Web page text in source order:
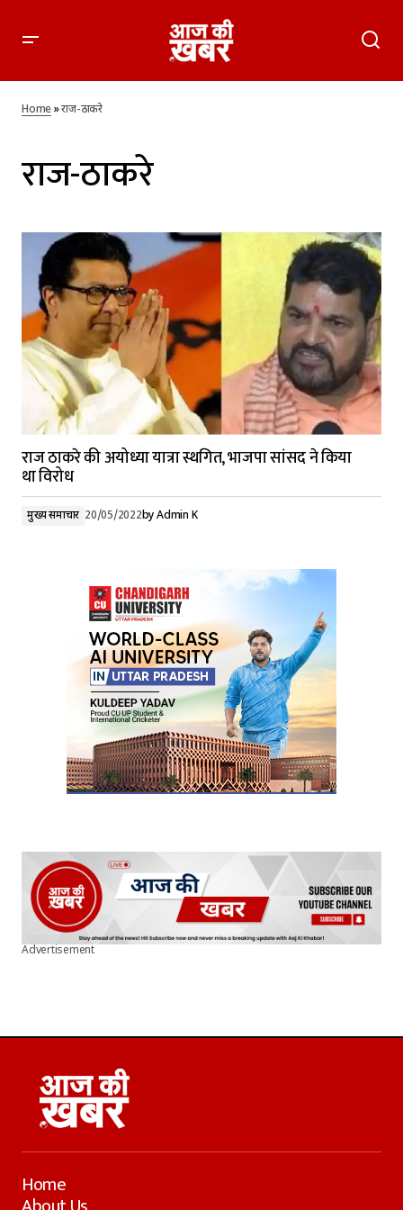
Home»राज-ठाकरे
राज-ठाकरे
राज ठाकरे की अयोध्या यात्रा स्थगित, भाजपा सांसद ने किया
था विरोध
मुख्य समाचार 20/05/2022byAdmin K
Advertisement
Home